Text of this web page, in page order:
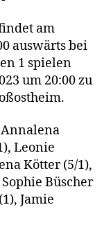
am
auswärts bei
1 spielen
um 20:00 zu
Leonie
Kötter (5/1),
Büscher
Jamie